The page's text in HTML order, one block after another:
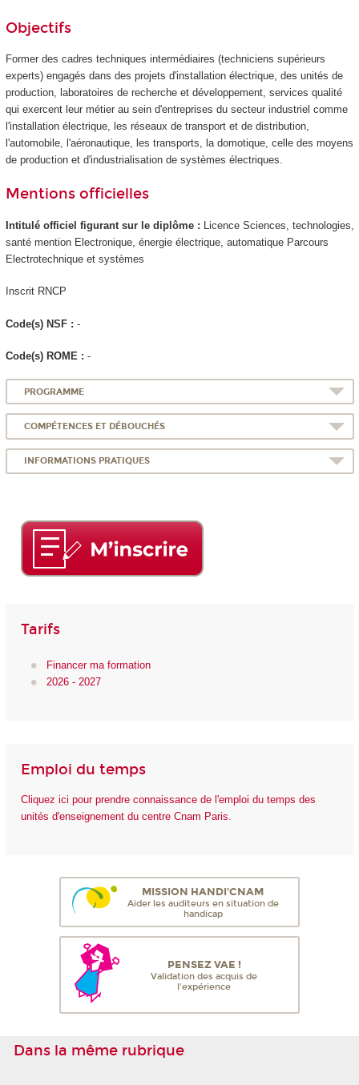
Objectifs
Former des cadres techniques intermédiaires (techniciens supérieurs
experts) engagés dans des projets d'installation électrique, des unités de
production, laboratoires de recherche et développement, services qualité
qui exercent leur métier au sein d'entreprises du secteur industriel comme
l'installation électrique, les réseaux de transport et de distribution,
l'automobile, l'aéronautique, les transports, la domotique, celle des moyens
de production et d'industrialisation de systèmes électriques.
Mentions officielles
Intitulé officiel figurant sur le diplôme :
Licence Sciences, technologies,
santé mention Electronique, énergie électrique, automatique Parcours
Electrotechnique et systèmes
Inscrit RNCP
Code(s) NSF : -
Code(s) ROME : -
PROGRAMME
COMPÉTENCES ET DÉBOUCHÉS
INFORMATIONS PRATIQUES
Tarifs
Financer ma formation
2026 - 2027
Emploi du temps
Cliquez ici pour prendre connaissance de l'emploi du temps des
unités d'enseignement du centre Cnam Paris.
MISSION HANDI'CNAM
Aider les auditeurs en situation de
handicap
PENSEZ VAE !
Validation des acquis de
l'expérience
Dans la même rubrique